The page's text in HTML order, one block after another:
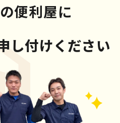
便利屋に
し付けください